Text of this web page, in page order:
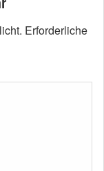
Erforderliche